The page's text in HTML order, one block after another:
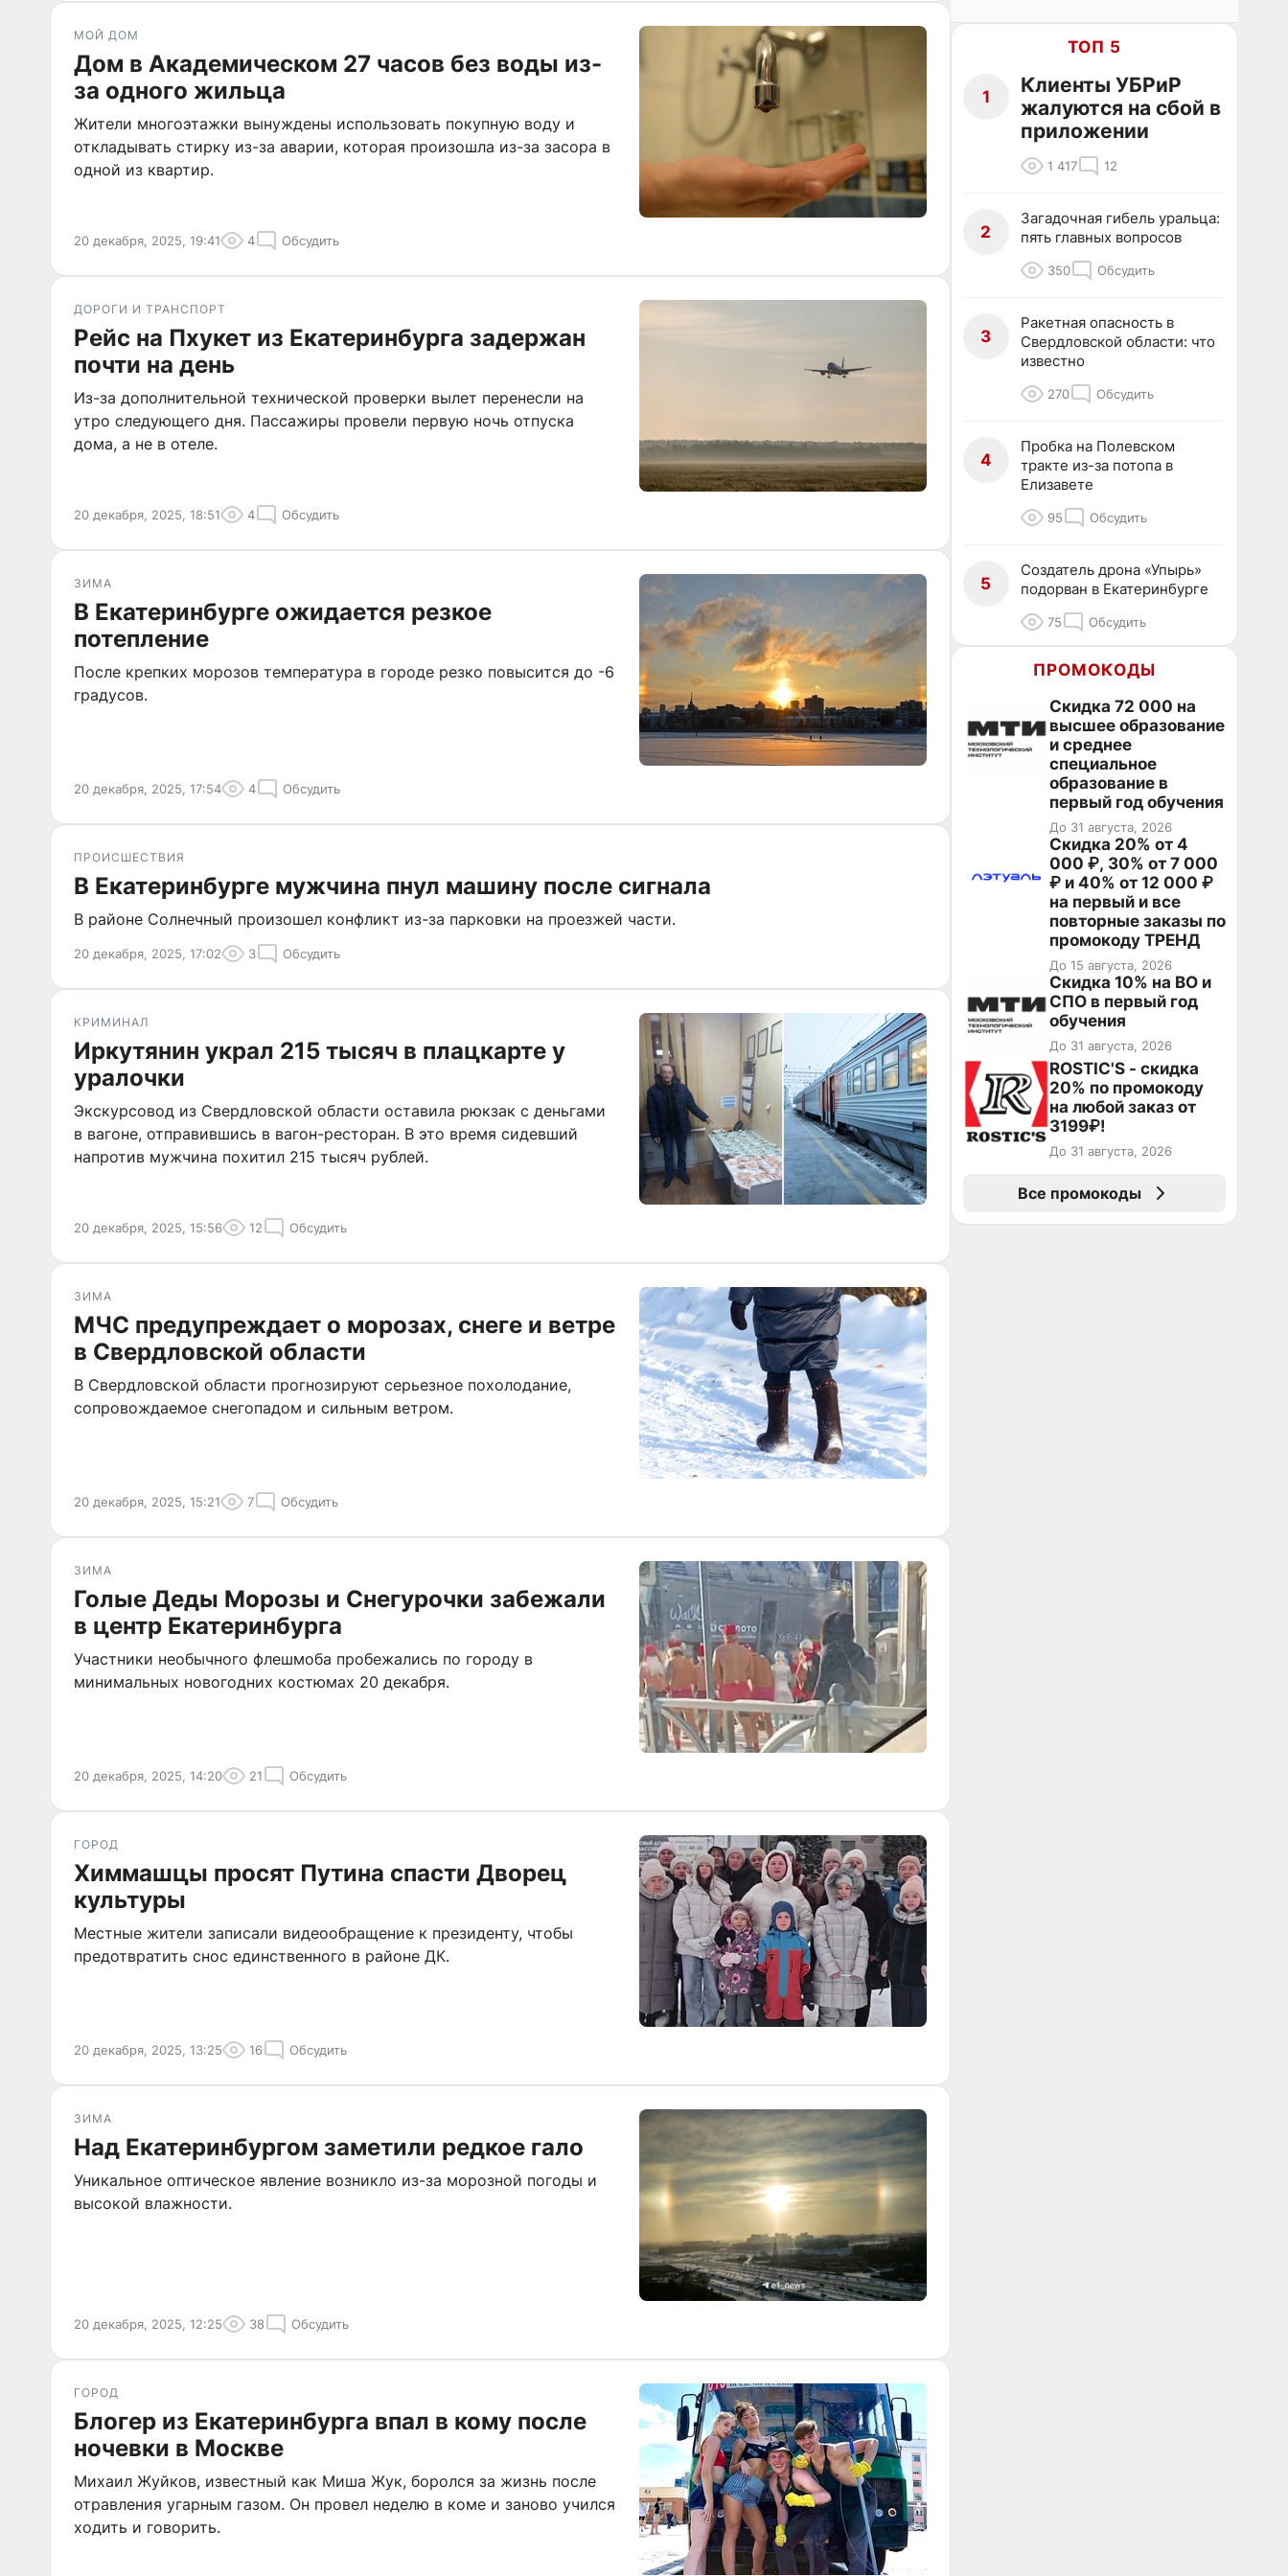
МОЙ ДОМ
Дом в Академическом 27 часов без воды из-
за одного жильца
Жители многоэтажки вынуждены использовать покупную воду и
откладывать стирку из-за аварии, которая произошла из-за засора в
одной из квартир.
20 декабря, 2025, 19:41 4 Обсудить
ДОРОГИ И ТРАНСПОРТ
Рейс на Пхукет из Екатеринбурга задержан
почти на день
Из-за дополнительной технической проверки вылет перенесли на
утро следующего дня. Пассажиры провели первую ночь отпуска
дома, а не в отеле.
20 декабря, 2025, 18:51 4 Обсудить
ЗИМА
В Екатеринбурге ожидается резкое
потепление
После крепких морозов температура в городе резко повысится до -6
градусов.
20 декабря, 2025, 17:54 4 Обсудить
ПРОИСШЕСТВИЯ
В Екатеринбурге мужчина пнул машину после сигнала
В районе Солнечный произошел конфликт из-за парковки на проезжей части.
20 декабря, 2025, 17:02 3 Обсудить
КРИМИНАЛ
Иркутянин украл 215 тысяч в плацкарте у
уралочки
Экскурсовод из Свердловской области оставила рюкзак с деньгами
в вагоне, отправившись в вагон-ресторан. В это время сидевший
напротив мужчина похитил 215 тысяч рублей.
20 декабря, 2025, 15:56 12 Обсудить
ЗИМА
МЧС предупреждает о морозах, снеге и ветре
в Свердловской области
В Свердловской области прогнозируют серьезное похолодание,
сопровождаемое снегопадом и сильным ветром.
20 декабря, 2025, 15:21 7 Обсудить
ЗИМА
Голые Деды Морозы и Снегурочки забежали
в центр Екатеринбурга
Участники необычного флешмоба пробежались по городу в
минимальных новогодних костюмах 20 декабря.
20 декабря, 2025, 14:20 21 Обсудить
ГОРОД
Химмашцы просят Путина спасти Дворец
культуры
Местные жители записали видеообращение к президенту, чтобы
предотвратить снос единственного в районе ДК.
20 декабря, 2025, 13:25 16 Обсудить
ЗИМА
Над Екатеринбургом заметили редкое гало
Уникальное оптическое явление возникло из-за морозной погоды и
высокой влажности.
20 декабря, 2025, 12:25 38 Обсудить
ГОРОД
Блогер из Екатеринбурга впал в кому после
ночевки в Москве
Михаил Жуйков, известный как Миша Жук, боролся за жизнь после
отравления угарным газом. Он провел неделю в коме и заново учился
ходить и говорить.
ТОП 5
1
Клиенты УБРиР
жалуются на сбой в
приложении
1 417 12
2
Загадочная гибель уральца:
пять главных вопросов
350 Обсудить
3
Ракетная опасность в
Свердловской области: что
известно
270 Обсудить
4
Пробка на Полевском
тракте из-за потопа в
Елизавете
95 Обсудить
5
Создатель дрона «Упырь»
подорван в Екатеринбурге
75 Обсудить
ПРОМОКОДЫ
Скидка 72 000 на
высшее образование
и среднее
специальное
образование в
первый год обучения
До 31 августа, 2026
Скидка 20% от 4
000 ₽, 30% от 7 000
₽ и 40% от 12 000 ₽
на первый и все
повторные заказы по
промокоду ТРЕНД
До 15 августа, 2026
Скидка 10% на ВО и
СПО в первый год
обучения
До 31 августа, 2026
ROSTIC'S - скидка
20% по промокоду
на любой заказ от
3199₽!
До 31 августа, 2026
Все промокоды